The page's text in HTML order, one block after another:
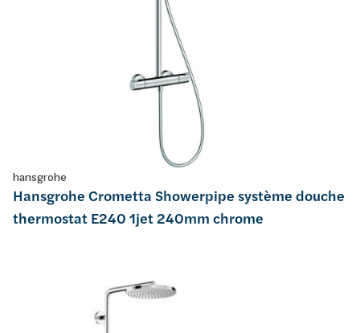
hansgrohe
Hansgrohe Crometta Showerpipe système douche
thermostat E240 1jet 240mm chrome